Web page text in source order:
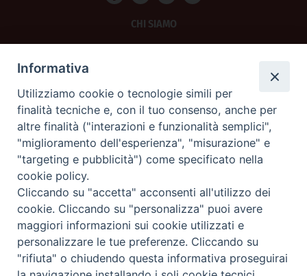
CHI SIAMO
SCRIVICI
La Difesa srl - P.iva 05125420280
La Difesa del Popolo percepisce i contributi pubblici all'editoria.
La Difesa del Popolo, tramite la Fisc (Federazione Italiana Settimanali Cattolici)
ha aderito allo IAP (Istituto dell'Autodisciplina Pubblicitaria) accettando il Codice
di Autodisciplina della Comunicazione Commerciale.
La Difesa del Popolo è una testata registrata presso il Tribunale di Padova
decreto del 15 giugno 1950 al n. 37 del registro periodici.
Informativa
Utilizziamo cookie o tecnologie simili per
finalità tecniche e, con il tuo consenso, anche per
altre finalità ("interazioni e funzionalità semplici",
"miglioramento dell'esperienza", "misurazione" e
"targeting e pubblicità") come specificato nella
cookie policy.
Cliccando su "accetta" acconsenti all'utilizzo dei
cookie. Cliccando su "personalizza" puoi avere
maggiori informazioni sui cookie utilizzati e
personalizzare le tue preferenze. Cliccando su
"rifiuta" o chiudendo questa informativa proseguirai